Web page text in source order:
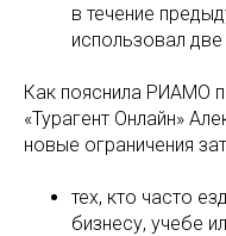
в течение
использовал
Как пояснила РИАМО
«Турагент Онлайн»
новые ограничения
тех, кто часто
бизнесу, учебе